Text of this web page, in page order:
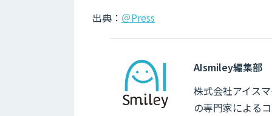
出典： ＠Press
AIsmiley編集部
株式会社アイス
の専門家による